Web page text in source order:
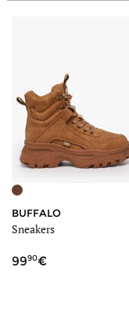
BUFFALO
Sneakers
9990